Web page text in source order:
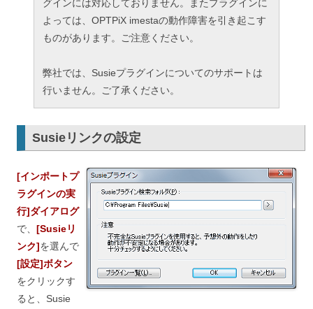
グインには対応しておりません。またプラグインに
よっては、OPTPiX imestaの動作障害を引き起こす
ものがあります。ご注意ください。
弊社では、Susieプラグインについてのサポートは
行いません。ご了承ください。
Susieリンクの設定
[インポートプ
ラグインの実
行]ダイアログ
で、 [Susieリ
ンク]を選んで
[設定]ボタン
をクリックす
ると、Susie